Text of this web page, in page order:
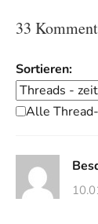
33
Sortieren:
Alle